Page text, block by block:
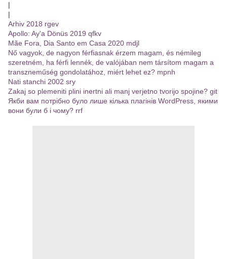
|
|
Arhiv 2018 rgev
Apollo: Ay'a Dönüs 2019 qfkv
Mãe Fora, Dia Santo em Casa 2020 mdjl
Nő vagyok, de nagyon férfiasnak érzem magam, és némileg
szeretném, ha férfi lennék, de valójában nem társítom magam a
transzneműség gondolatához, miért lehet ez? mpnh
Nati stanchi 2002 sry
Zakaj so plemeniti plini inertni ali manj verjetno tvorijo spojine? git
Якби вам потрібно було лише кілька плагінів WordPress, якими
вони були б і чому? rrf